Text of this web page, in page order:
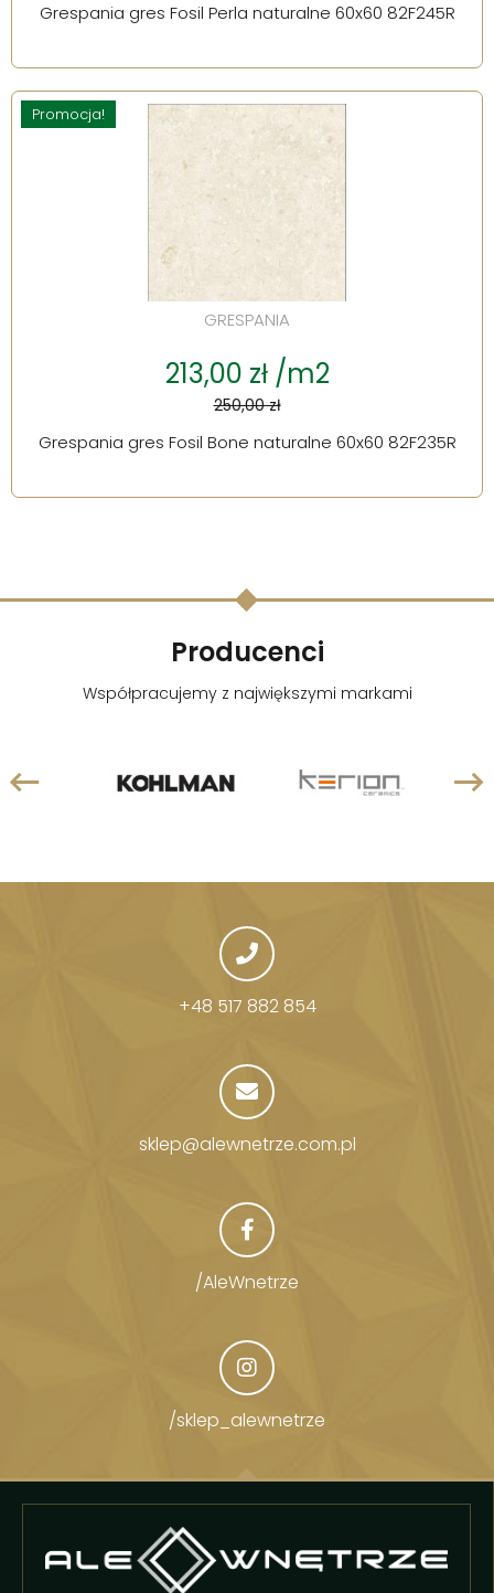
Grespania gres Fosil Perla naturalne 60x60 82F245R
Promocja!
GRESPANIA
213,00 zł /m2
250,00 zł
Grespania gres Fosil Bone naturalne 60x60 82F235R
Producenci
Współpracujemy z największymi markami
+48 517 882 854
sklep@alewnetrze.com.pl
/AleWnetrze
/sklep_alewnetrze